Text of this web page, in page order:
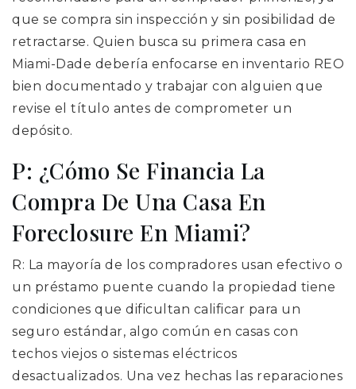
que se compra sin inspección y sin posibilidad de
retractarse. Quien busca su primera casa en
Miami-Dade debería enfocarse en inventario REO
bien documentado y trabajar con alguien que
revise el título antes de comprometer un
depósito.
P: ¿Cómo Se Financia La
Compra De Una Casa En
Foreclosure En Miami?
R: La mayoría de los compradores usan efectivo o
un préstamo puente cuando la propiedad tiene
condiciones que dificultan calificar para un
seguro estándar, algo común en casas con
techos viejos o sistemas eléctricos
desactualizados. Una vez hechas las reparaciones